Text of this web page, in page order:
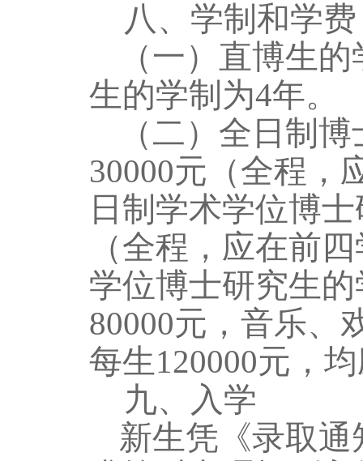
八、 学制和学费
（一）直博生
生的学制为4年。
（二）全日制
30000元（全程，
日制学术学位博
（全程 ， 应在前
学位博士研究生
80000元，音乐、
每生120000元，
九、
入学
新生凭《录取